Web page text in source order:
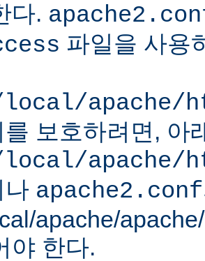
다.
파일을 사용
apache/
를 보호하려면, 아
apache/
나 apache2.conf
apache/
야 한다.